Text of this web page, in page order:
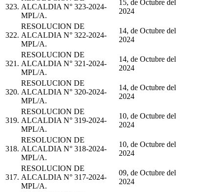
323. ALCALDIA N° 323-2024-
MPL/A.
15, de Octubre del
2024
322.
RESOLUCION DE
ALCALDIA N° 322-2024-
MPL/A.
14, de Octubre del
2024
321.
RESOLUCION DE
ALCALDIA N° 321-2024-
MPL/A.
14, de Octubre del
2024
320.
RESOLUCION DE
ALCALDIA N° 320-2024-
MPL/A.
14, de Octubre del
2024
319.
RESOLUCION DE
ALCALDIA N° 319-2024-
MPL/A.
10, de Octubre del
2024
318.
RESOLUCION DE
ALCALDIA N° 318-2024-
MPL/A.
10, de Octubre del
2024
317.
RESOLUCION DE
ALCALDIA N° 317-2024-
MPL/A.
09, de Octubre del
2024